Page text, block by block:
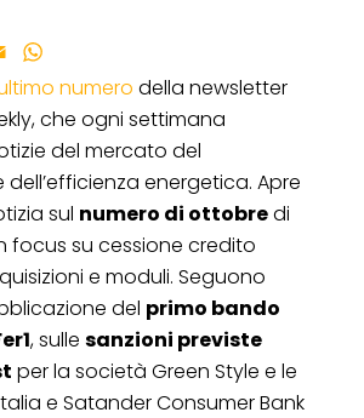
Email
numero della newsletter
che ogni settimana
del mercato del
energetica. Apre
sul numero di ottobredi
focus su cessione credito
e moduli. Seguono
del primo bando
, sulle sanzioni previste
per la società Green Style e le
e Satander Consumer Bank